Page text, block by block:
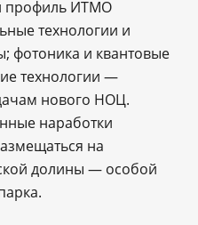
профиль ИТМО
технологии и
фотоника и квантовые
технологии —
нового НОЦ.
наработки
на
долины — особой